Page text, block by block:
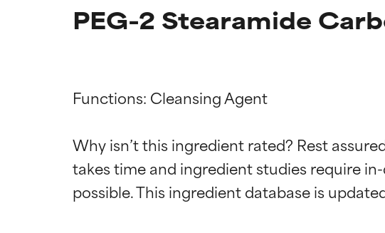
PEG-2 Stearamide
Functions: Cleansing Agent
Why isn’t this ingredient rated? Rest
takes time and ingredient studies require
Beoordelingen
BESTE
Beoordelingen
BESTE